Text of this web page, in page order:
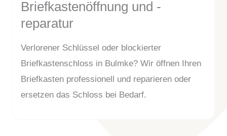
Briefkastenöffnung und -
reparatur
Verlorener Schlüssel oder blockierter
Briefkastenschloss in Bulmke? Wir öffnen Ihren
Briefkasten professionell und reparieren oder
ersetzen das Schloss bei Bedarf.